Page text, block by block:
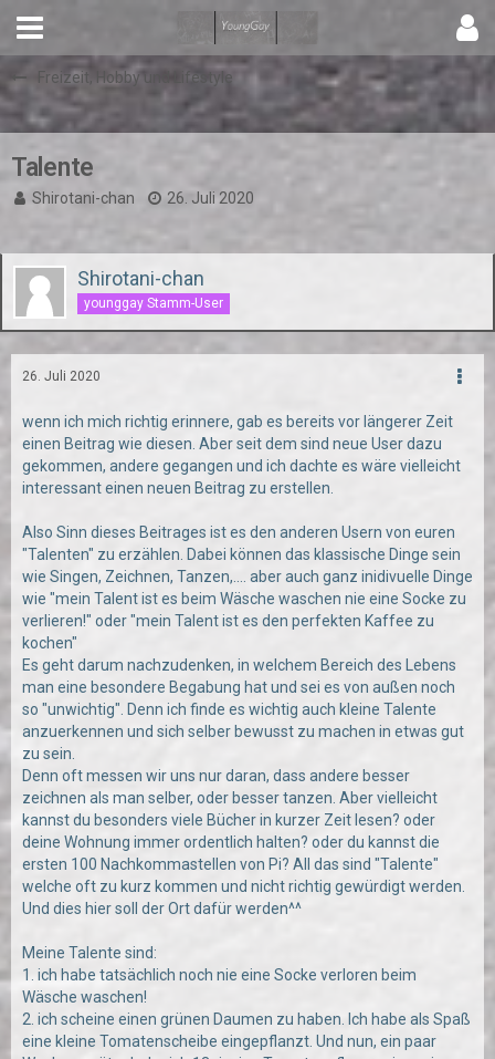
Freizeit, Hobby und Lifestyle
Talente
Shirotani-chan 26. Juli 2020
Shirotani-chan
younggay Stamm-User
26. Juli 2020
wenn ich mich richtig erinnere, gab es bereits vor längerer Zeit
einen Beitrag wie diesen. Aber seit dem sind neue User dazu
gekommen, andere gegangen und ich dachte es wäre vielleicht
interessant einen neuen Beitrag zu erstellen.
Also Sinn dieses Beitrages ist es den anderen Usern von euren
"Talenten" zu erzählen. Dabei können das klassische Dinge sein
wie Singen, Zeichnen, Tanzen,.... aber auch ganz inidivuelle Dinge
wie "mein Talent ist es beim Wäsche waschen nie eine Socke zu
verlieren!" oder "mein Talent ist es den perfekten Kaffee zu
kochen"
Es geht darum nachzudenken, in welchem Bereich des Lebens
man eine besondere Begabung hat und sei es von außen noch
so "unwichtig". Denn ich finde es wichtig auch kleine Talente
anzuerkennen und sich selber bewusst zu machen in etwas gut
zu sein.
Denn oft messen wir uns nur daran, dass andere besser
zeichnen als man selber, oder besser tanzen. Aber vielleicht
kannst du besonders viele Bücher in kurzer Zeit lesen? oder
deine Wohnung immer ordentlich halten? oder du kannst die
ersten 100 Nachkommastellen von Pi? All das sind "Talente"
welche oft zu kurz kommen und nicht richtig gewürdigt werden.
Und dies hier soll der Ort dafür werden^^
Meine Talente sind:
1. ich habe tatsächlich noch nie eine Socke verloren beim
Wäsche waschen!
2. ich scheine einen grünen Daumen zu haben. Ich habe als Spaß
eine kleine Tomatenscheibe eingepflanzt. Und nun, ein paar